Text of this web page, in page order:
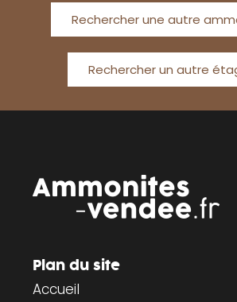
Rechercher une autre
Rechercher un autre
Plan du site
Accueil